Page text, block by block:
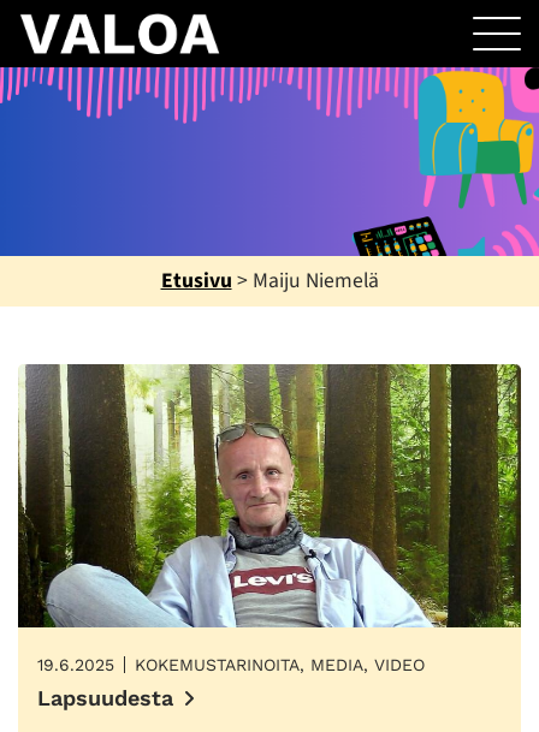
Etusivu > Maiju Niemelä
19.6.2025 KOKEMUSTARINOITA, MEDIA, VIDEO
Lapsuudesta